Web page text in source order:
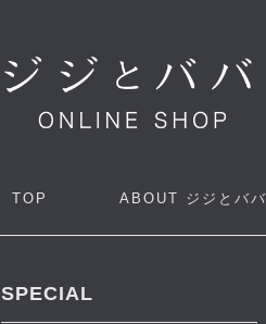
TOP ABOUT ジジとババ
SPECIAL